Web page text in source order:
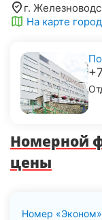
г.
На карте
Номерной
цены
Номер «Эконом»